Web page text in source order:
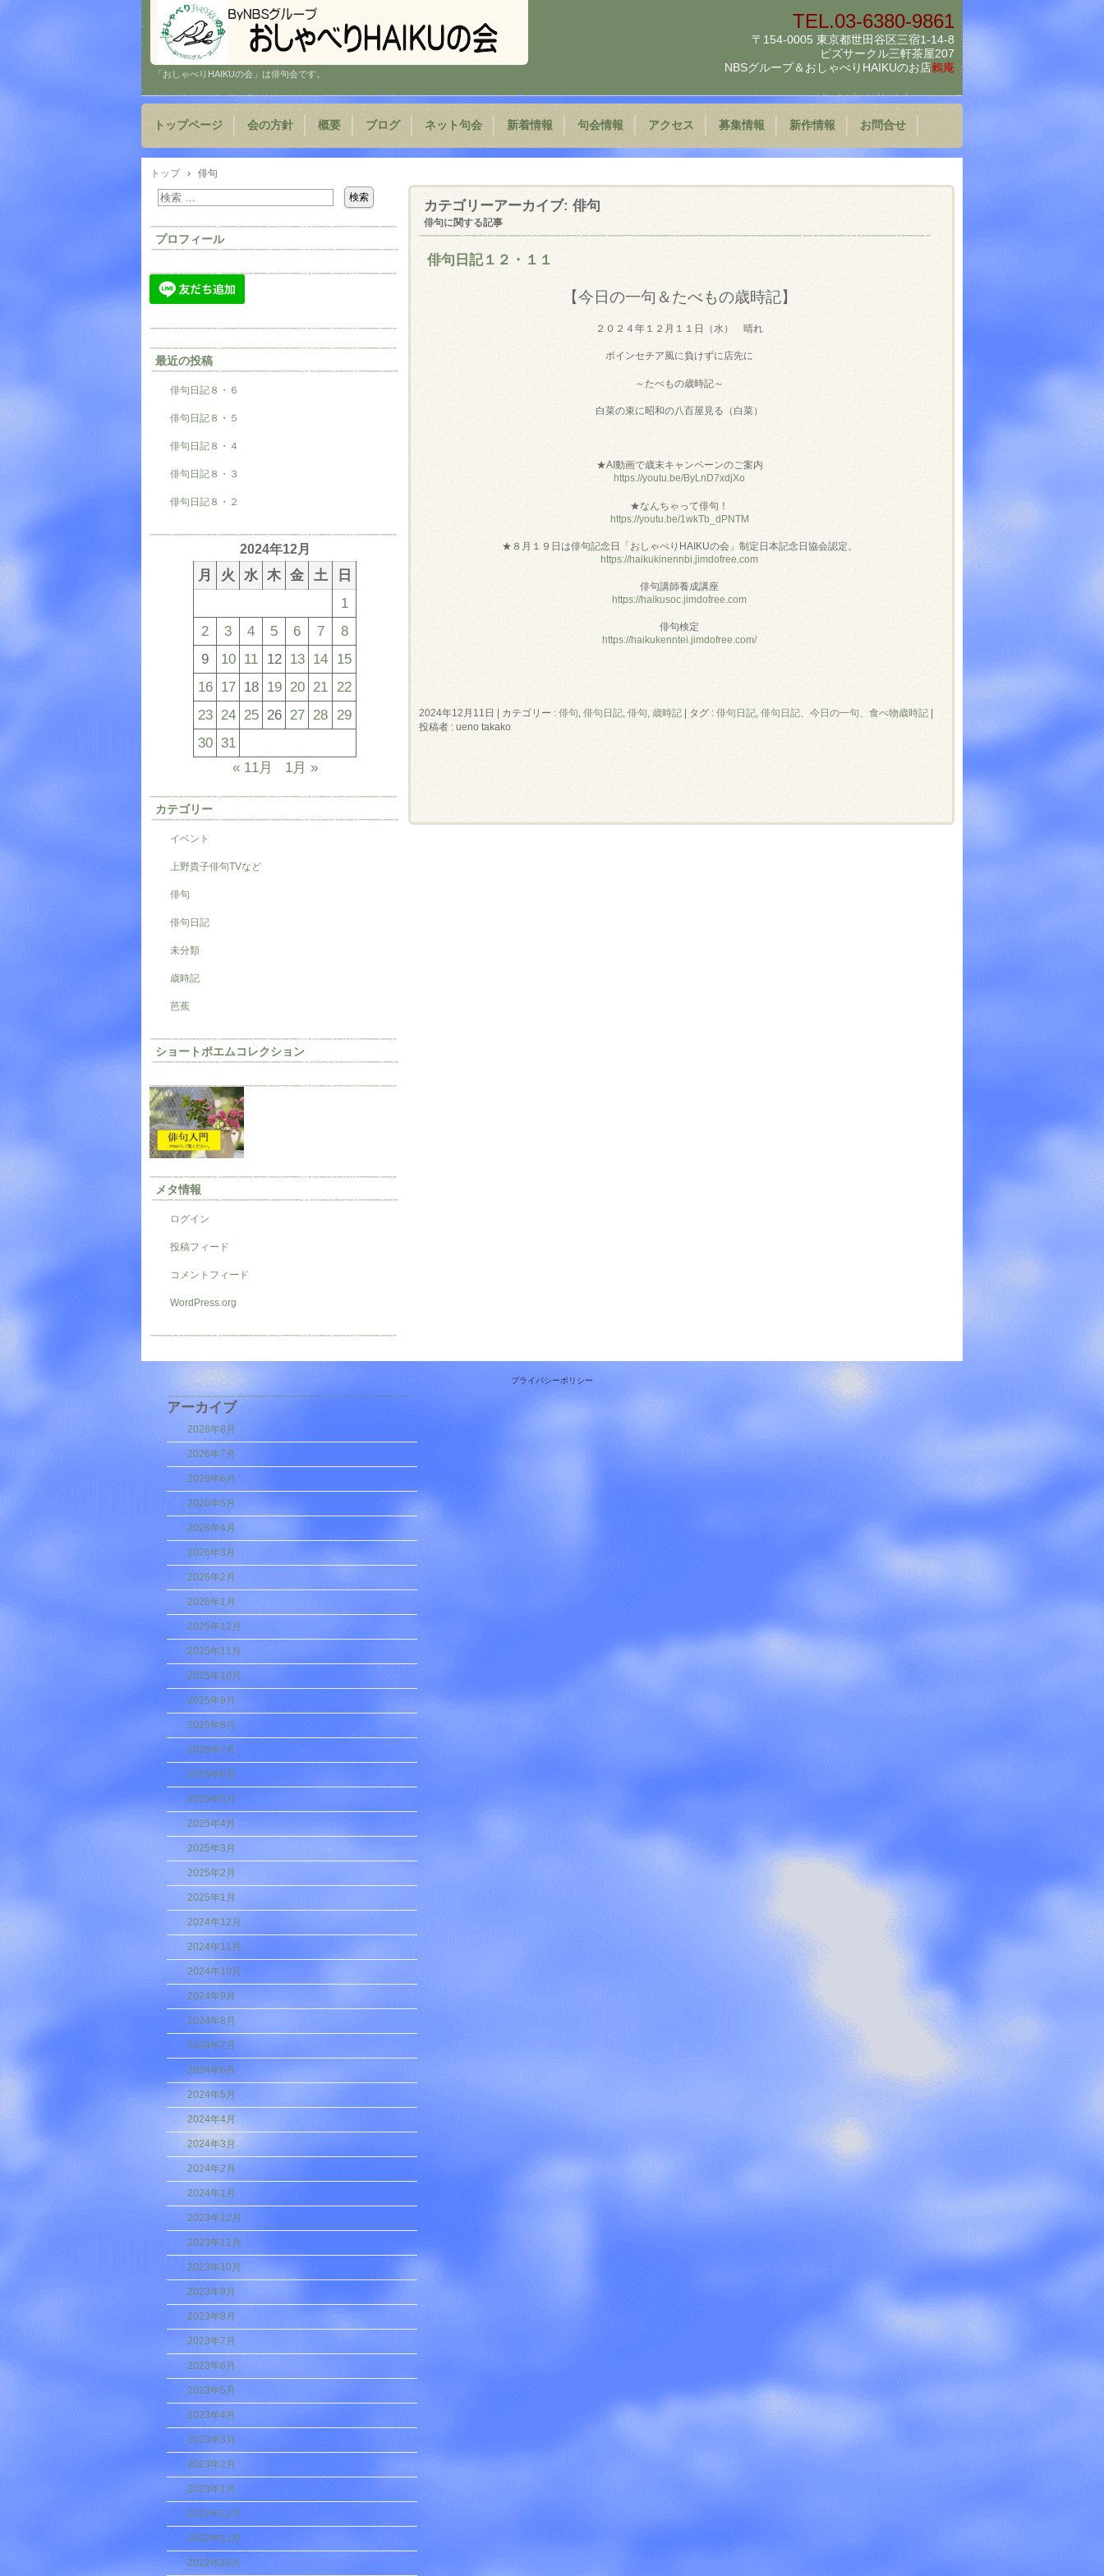
「おしゃべりHAIKUの会」は俳句会です。
TEL.03-6380-9861
〒154-0005 東京都世田谷区三宿1-14-8
ビズサークル三軒茶屋207
NBSグループ＆ おしゃべりHAIKUのお店鶫庵
トップページ 会の方針 概要 ブログ ネット句会 新着情報 句会情報 アクセス 募集情報 新作情報 お問合せ
トップ › 俳句
カテゴリーアーカイブ: 俳句
俳句に関する記事
俳句日記１２・１１
【今日の一句＆たべもの歳時記】
２０２４年１２月１１日（水） 晴れ
ポインセチア風に負けずに店先に
～たべもの歳時記～
白菜の束に昭和の八百屋見る（白菜）
★AI動画で歳末キャンペーンのご案内
https://youtu.be/ByLnD7xdjXo
★なんちゃって俳句！
https://youtu.be/1wkTb_dPNTM
★８月１９日は俳句記念日「おしゃべりHAIKUの会」制定日本記念日協会認定。
https://haikukinennbi.jimdofree.com
俳句講師養成講座
https://haikusoc.jimdofree.com
俳句検定
https://haikukenntei.jimdofree.com/
2024年12月11日 カテゴリー : 俳句 俳句日記 俳句, 歳時記 タグ : 俳句日記 俳句日記、今日の一句、食べ物歳時記
投稿者 : ueno takako
プロフィール
最近の投稿
俳句日記８・６
俳句日記８・５
俳句日記８・４
俳句日記８・３
俳句日記８・２
2024年12月
月 火 水 木 金 土
日
1
2
3 4 5 6 7
8
9
10 11 12 13 14 15
16 17 18 19 20 21 22
23 24 25 26 27 28 29
30 31
« 11月
1月 »
カテゴリー
イベント
上野貴子俳句TVなど
俳句
俳句日記
未分類
歳時記
芭蕉
ショートポエムコレクション
メタ情報
ログイン
投稿フィード
コメントフィード
WordPress.org
プライバシーポリシー
アーカイブ
2026年8月
2026年7月
2026年6月
2026年5月
2026年4月
2026年3月
2026年2月
2026年1月
2025年12月
2025年11月
2025年10月
2025年9月
2025年8月
2025年7月
2025年6月
2025年5月
2025年4月
2025年3月
2025年2月
2025年1月
2024年12月
2024年11月
2024年10月
2024年9月
2024年8月
2024年7月
2024年6月
2024年5月
2024年4月
2024年3月
2024年2月
2024年1月
2023年12月
2023年11月
2023年10月
2023年9月
2023年8月
2023年7月
2023年6月
2023年5月
2023年4月
2023年3月
2023年2月
2023年1月
2022年12月
2022年11月
2022年10月